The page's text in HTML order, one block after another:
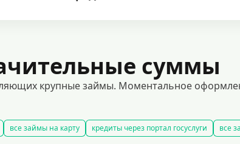
суммы
крупные займы. Моментальное
все займы на карту кредиты через портал госуслуги все